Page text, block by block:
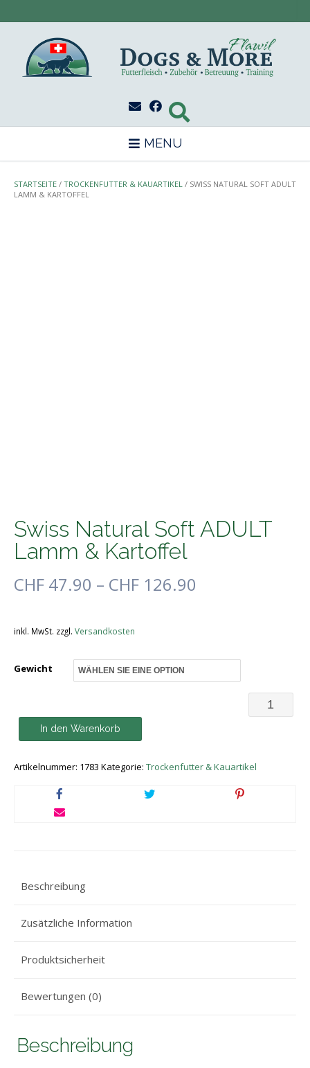
MENU
STARTSEITE / TROCKENFUTTER & KAUARTIKEL / SWISS NATURAL SOFT ADULT
LAMM & KARTOFFEL
Swiss Natural Soft ADULT
Lamm & Kartoffel
CHF 47.90 – CHF 126.90
inkl. MwSt. zzgl. Versandkosten
Gewicht
Swiss
ADULT
In den Warenkorb
Artikelnummer: 1783 Kategorie: Trockenfutter & Kauartikel
Beschreibung
Zusätzliche Information
Produktsicherheit
Bewertungen (0)
Beschreibung